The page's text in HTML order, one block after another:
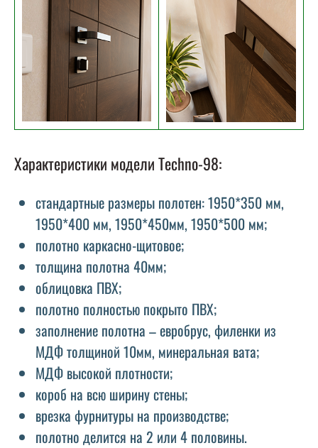
Характеристики модели Techno-98:
стандартные размеры полотен: 1950*350 мм,
1950*400 мм, 1950*450мм, 1950*500 мм;
полотно каркасно-щитовое;
толщина полотна 40мм;
облицовка ПВХ;
полотно полностью покрыто ПВХ;
заполнение полотна – евробрус, филенки из
МДФ толщиной 10мм, минеральная вата;
МДФ высокой плотности;
короб на всю ширину стены;
врезка фурнитуры на производстве;
полотно делится на 2 или 4 половины.